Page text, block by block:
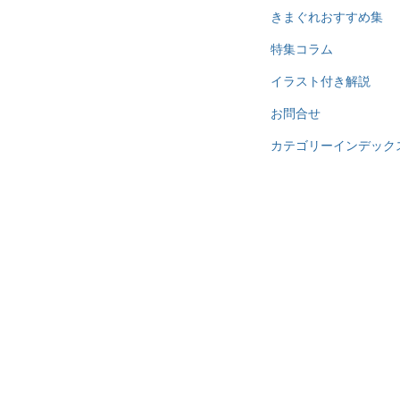
きまぐれおすすめ集
特集コラム
イラスト付き解説
お問合せ
カテゴリーインデック